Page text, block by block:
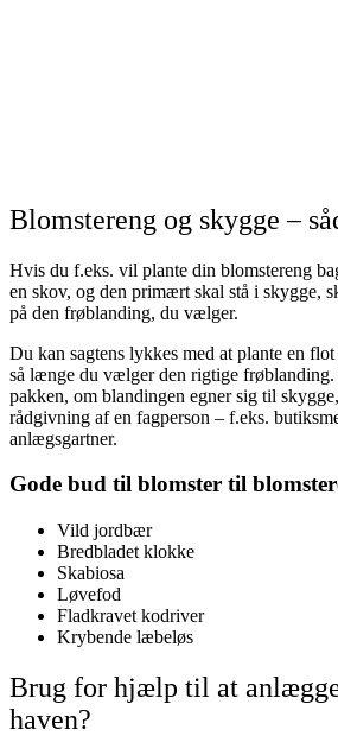
Blomstereng og skygge –
Hvis du f.eks. vil plante din blomstereng
en skov, og den primært skal stå i skygge,
på den frøblanding, du vælger.
Du kan sagtens lykkes med at plante en
så længe du vælger den rigtige frøblanding.
pakken, om blandingen egner sig til
rådgivning af en fagperson – f.eks.
anlægsgartner.
Gode bud til blomster til
Vild jordbær
Bredbladet klokke
Skabiosa
Løvefod
Fladkravet kodriver
Krybende læbeløs
Brug for hjælp til at
haven?